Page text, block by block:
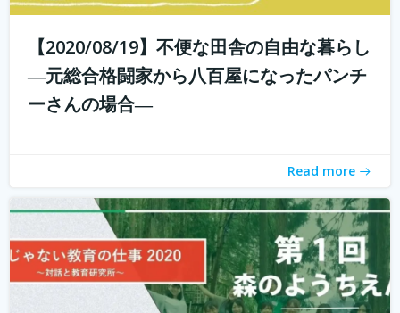
【2020/08/19】不便な田舎の自由な暮らし
―元総合格闘家から八百屋になったパンチ
ーさんの場合―
Read more
こんにちは！ 学校じゃない教育の仕事プロジェクトの米田
と言います。 学校じゃない教育の仕事プロジェクト 今読ん
でいただいているあなたは、学校じゃない教育の仕事に興
味がありますか？ 子どもを対象とした仕事をしたいけど、